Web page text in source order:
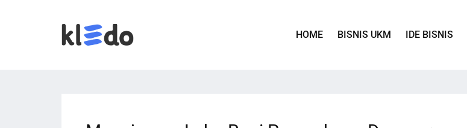
HOME BISNIS UKM IDE BISNIS